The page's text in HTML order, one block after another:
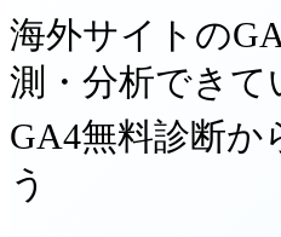
海外サイトの
測・分析できて
GA4無料診断か
う